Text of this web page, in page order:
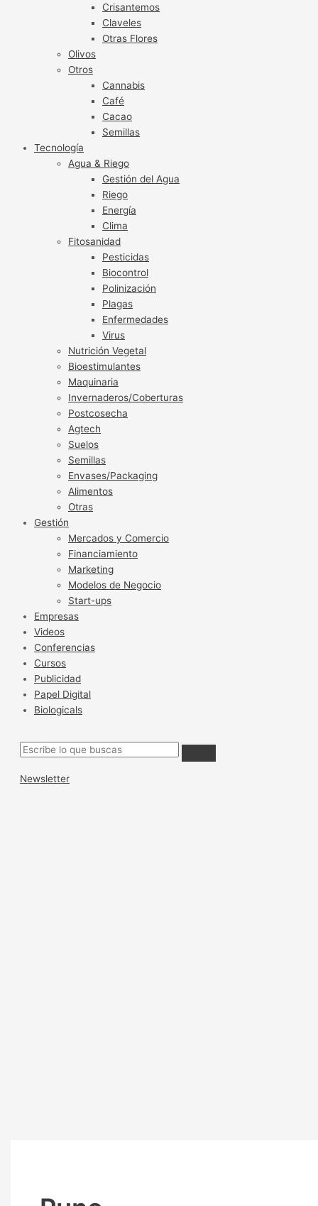
Crisantemos
Claveles
Otras Flores
Olivos
Otros
Cannabis
Café
Cacao
Semillas
Tecnología
Agua & Riego
Gestión del Agua
Riego
Energía
Clima
Fitosanidad
Pesticidas
Biocontrol
Polinización
Plagas
Enfermedades
Virus
Nutrición Vegetal
Bioestimulantes
Maquinaria
Invernaderos/Coberturas
Postcosecha
Agtech
Suelos
Semillas
Envases/Packaging
Alimentos
Otras
Gestión
Mercados y Comercio
Financiamiento
Marketing
Modelos de Negocio
Start-ups
Empresas
Videos
Conferencias
Cursos
Publicidad
Papel Digital
Biologicals
Newsletter